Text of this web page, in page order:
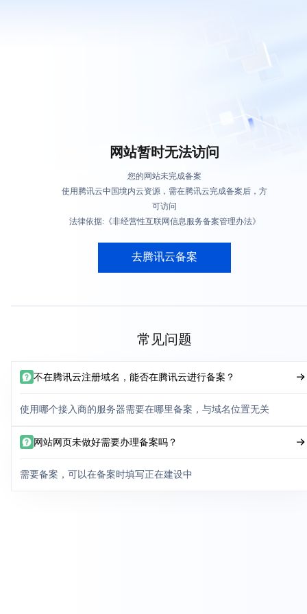
网站暂时无法访问
您的网站未完成备案
使用腾讯云中国境内云资源，需在腾讯云完成备案后，方
可访问
法律依据:《非经营性互联网信息服务备案管理办法》
去腾讯云备案
常见问题
不在腾讯云注册域名，能否在腾讯云进行备案？
使用哪个接入商的服务器需要在哪里备案，与域名位置无关
网站网页未做好需要办理备案吗？
需要备案，可以在备案时填写正在建设中